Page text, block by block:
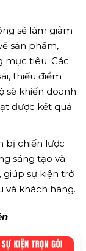
sẽ làm giảm
sản phẩm,
mục tiêu. Các
thiếu điểm
sẽ khiến doanh
được kết quả
bị chiến lược
sáng tạo và
sự kiện trở
và khách hàng.